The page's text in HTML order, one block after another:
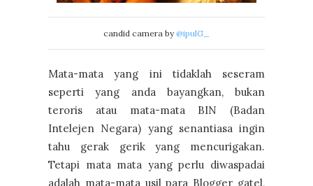
candid camera by@ipulG_
Mata-mata yang ini tidaklah seseram
seperti yang anda bayangkan, bukan
teroris atau mata-mata BIN (Badan
Intelejen Negara) yang senantiasa ingin
tahu gerak gerik yang mencurigakan.
Tetapi mata mata yang perlu diwaspadai
adalah mata-mata usil para Blogger gatel,